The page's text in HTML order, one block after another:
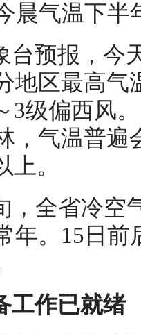
晨气温下半
台预报，今
地区最高
3级偏西风
，气温普
。
，全省冷空
年。15日
工作已就绪